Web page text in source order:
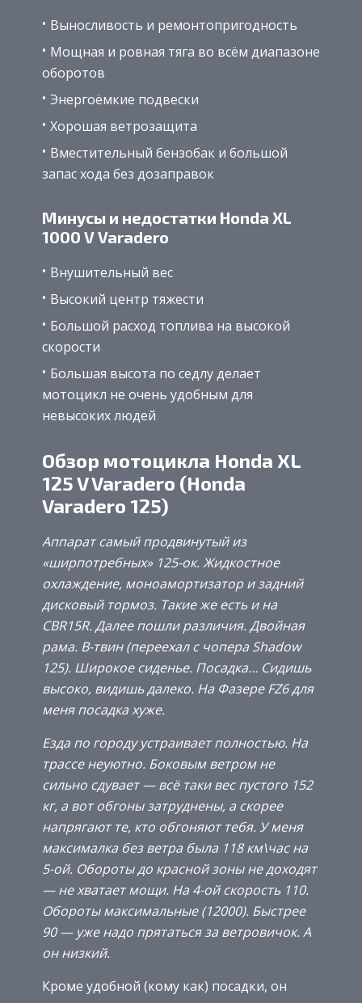
Выносливость и ремонтопригодность
Мощная и ровная тяга во всём диапазоне
оборотов
Энергоёмкие подвески
Хорошая ветрозащита
Вместительный бензобак и большой
запас хода без дозаправок
Минусы и недостатки Honda XL
1000 V Varadero
Внушительный вес
Высокий центр тяжести
Большой расход топлива на высокой
скорости
Большая высота по седлу делает
мотоцикл не очень удобным для
невысоких людей
Обзор мотоцикла Honda XL
125 V Varadero (Honda
Varadero 125)
Аппарат самый продвинутый из
«ширпотребных» 125-ок. Жидкостное
охлаждение, моноамортизатор и задний
дисковый тормоз. Такие же есть и на
CBR15R. Далее пошли различия. Двойная
рама. В-твин (переехал с чопера Shadow
125). Широкое сиденье. Посадка… Сидишь
высоко, видишь далеко. На Фазере FZ6 для
меня посадка хуже.
Езда по городу устраивает полностью. На
трассе неуютно. Боковым ветром не
сильно сдувает — всё таки вес пустого 152
кг, а вот обгоны затруднены, а скорее
напрягают те, кто обгоняют тебя. У меня
максималка без ветра была 118 км\час на
5-ой. Обороты до красной зоны не доходят
— не хватает мощи. На 4-ой скорость 110.
Обороты максимальные (12000). Быстрее
90 — уже надо прятаться за ветровичок. А
он низкий.
Кроме удобной (кому как) посадки, он